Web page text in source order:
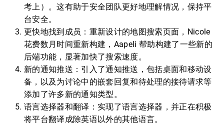
考上）。这有助于安全团队更好地理解情况，保持平
台安全。
更快地找到成员：重新设计的地图搜索页面，Nicole
花费数月时间重新构建，Aapeli 帮助构建了一些新的
后端功能，显著加快了搜索速度。
新的通知推送：引入了通知推送，包括桌面和移动设
备，以及为讨论中的嵌套回复和待处理的接待请求等
添加了许多新的通知类型。
语言选择器和翻译：实现了语言选择器，并正在积极
将平台翻译成除英语以外的其他语言。